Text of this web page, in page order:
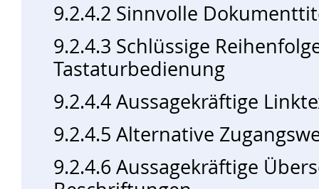
9.2.4.2 Sinnvolle
9.2.4.3 Schlüssige
Tastaturbedienung
9.2.4.4 Aussagekräftige
9.2.4.5 Alternative
9.2.4.6 Aussagekräftige